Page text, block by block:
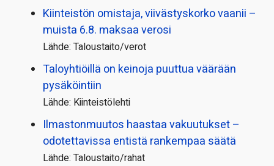
Kiinteistön omistaja, viivästyskorko vaanii –
muista 6.8. maksaa verosi
Lähde: Taloustaito/verot
Taloyhtiöillä on keinoja puuttua väärään
pysäköintiin
Lähde: Kiinteistölehti
Ilmastonmuutos haastaa vakuutukset –
odotettavissa entistä rankempaa säätä
Lähde: Taloustaito/rahat